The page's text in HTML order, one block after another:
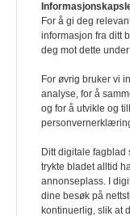
Kommunistpartiet i
aviser, TV- og
Logg inn her Ny
og bedrifter.
Redaksjonen
For å gi deg
informasjon fra ditt
deg mot dette
For øvrig bruker vi
analyse, for å
og for å utvikle og
Ditt digitale
trykte bladet alltid
annonseplass. I
dine besøk på
kontinuerlig, slik at